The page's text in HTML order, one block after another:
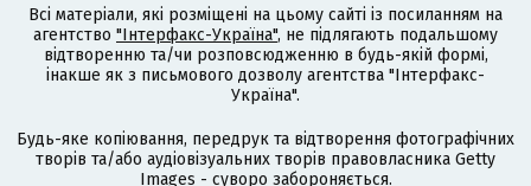
Всі матеріали, які розміщені на цьому сайті із посиланням на
агентство "Інтерфакс-Україна", не підлягають подальшому
відтворенню та/чи розповсюдженню в будь-якій формі,
інакше як з письмового дозволу агентства "Інтерфакс-
Україна".
Будь-яке копіювання, передрук та відтворення фотографічних
творів та/або аудіовізуальних творів правовласника Getty
Images - суворо забороняється.